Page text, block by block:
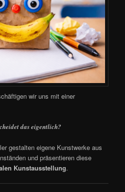
wir uns mit einer
das eigentlich?
gestalten eigene Kunstwerke aus
und präsentieren diese
Kunstausstellung.